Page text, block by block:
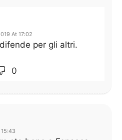
At 17:02
per gli altri.
0